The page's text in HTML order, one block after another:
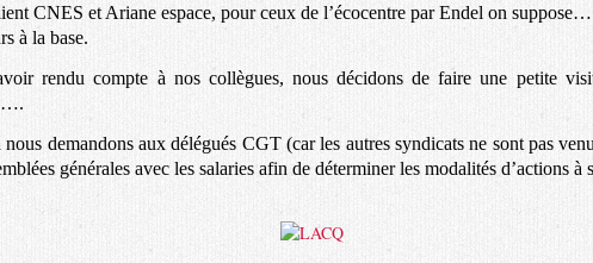
CNES et Ariane espace, pour ceux de l’écocentre par Endel on
à la base.
rendu compte à nos collègues, nous décidons de faire une petite
demandons aux délégués CGT (car les autres syndicats ne sont pas
générales avec les salaries afin de déterminer les modalités d’actions à